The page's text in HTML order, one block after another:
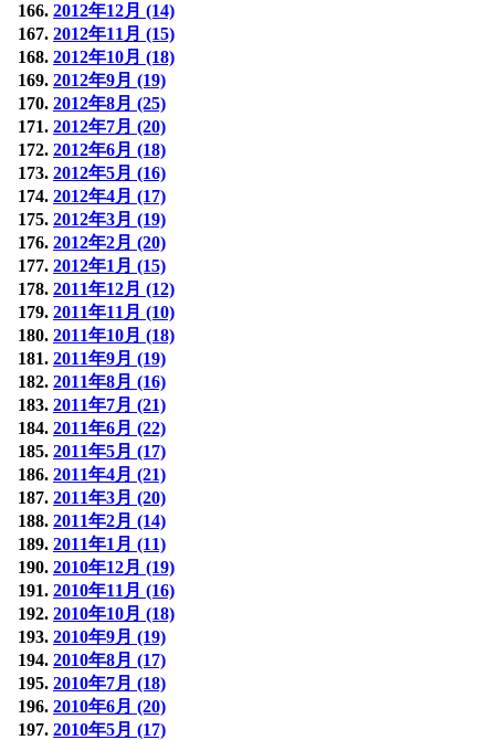
2012年12月 (14)
2012年11月 (15)
2012年10月 (18)
2012年9月 (19)
2012年8月 (25)
2012年7月 (20)
2012年6月 (18)
2012年5月 (16)
2012年4月 (17)
2012年3月 (19)
2012年2月 (20)
2012年1月 (15)
2011年12月 (12)
2011年11月 (10)
2011年10月 (18)
2011年9月 (19)
2011年8月 (16)
2011年7月 (21)
2011年6月 (22)
2011年5月 (17)
2011年4月 (21)
2011年3月 (20)
2011年2月 (14)
2011年1月 (11)
2010年12月 (19)
2010年11月 (16)
2010年10月 (18)
2010年9月 (19)
2010年8月 (17)
2010年7月 (18)
2010年6月 (20)
2010年5月 (17)